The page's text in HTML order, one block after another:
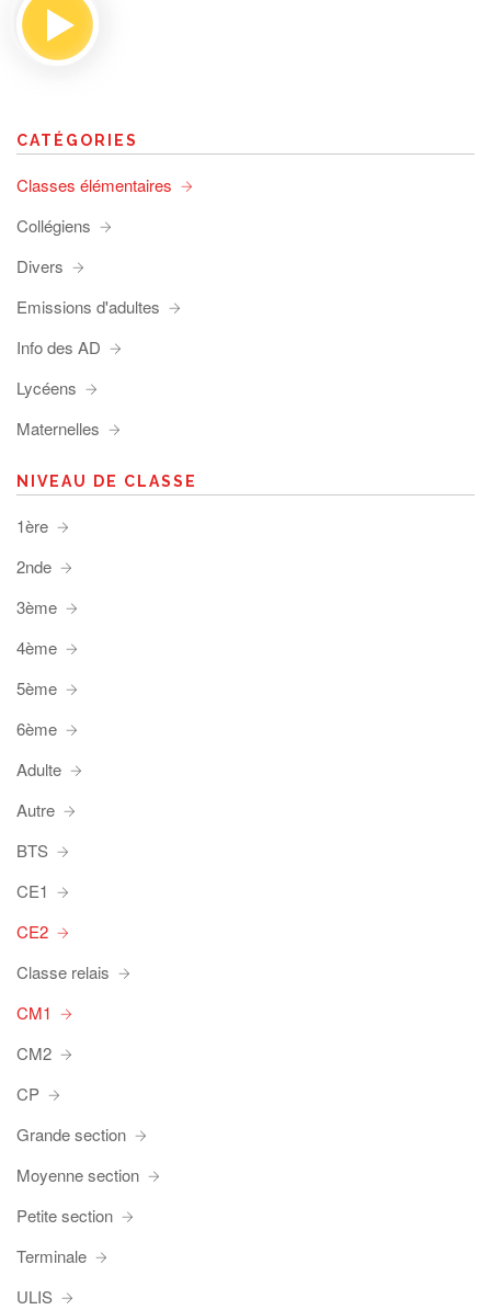
CATÉGORIES
Classes élémentaires
Collégiens
Divers
Emissions d'adultes
Info des AD
Lycéens
Maternelles
NIVEAU DE CLASSE
1ère
2nde
3ème
4ème
5ème
6ème
Adulte
Autre
BTS
CE1
CE2
Classe relais
CM1
CM2
CP
Grande section
Moyenne section
Petite section
Terminale
ULIS